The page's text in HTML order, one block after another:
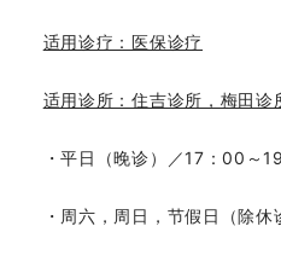
日程变更通知（梅田）
关于废止《冷冻保管管理申请书
卵巣抗衰页面已完成
适用诊疗：医保诊疗
适用诊所：住吉诊所，梅田诊
・平日（晚诊）／17：00～
・周六，周日，节假日（除休